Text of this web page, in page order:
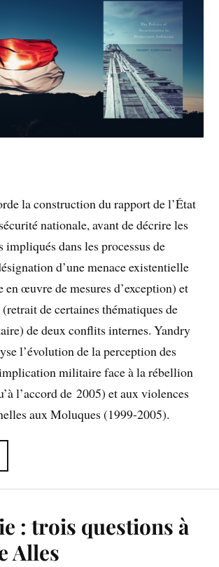
la construction du rapport de l’État
nationale, avant de décrire les
impliqués dans les processus de
d’une menace existentielle
œuvre de mesures d’exception) et
de certaines thématiques de
de deux conflits internes. Yandry
l’évolution de la perception des
militaire face à la rébellion
l’accord de 2005) et aux violences
aux Moluques (1999-2005).
: trois questions à
Alles